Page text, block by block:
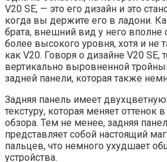
V20 SE, — это его дизайн и это
когда вы держите его в ладони.
брата, внешний вид у него вполне
более высокого уровня, хотя и
как V20. Говоря о дизайне V20 SE,
вертикально выровненной
задней панели, которая также
Задняя панель имеет
текстуру, которая меняет оттенок
обзора. Тем не менее, задняя
представляет собой настоящий
пальцев, что немного ухудшает
устройства.